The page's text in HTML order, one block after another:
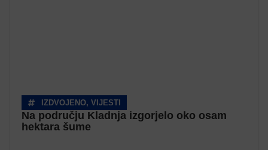
IZDVOJENO, VIJESTI
Na području Kladnja izgorjelo oko osam
hektara šume